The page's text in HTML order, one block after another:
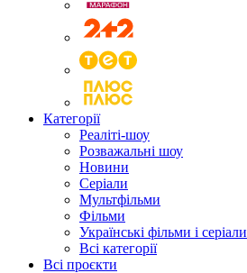
Категорії
Реаліті-шоу
Розважальні шоу
Новини
Серіали
Мультфільми
Фільми
Українські фільми і серіали
Всі категорії
Всі проєкти